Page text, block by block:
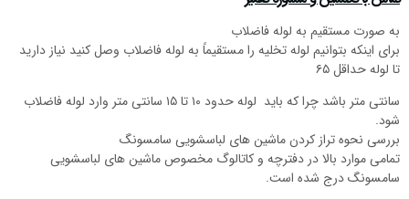
به صورت مستقیم به لوله فاضلاب
برای اینکه بتوانیم لوله تخلیه را مستقیماً به لوله فاضلاب وصل کنید نیاز دارید
تا لوله حداقل ۶۵
سانتی متر باشد چرا که باید لوله حدود ۱۰ تا ۱۵ سانتی متر وارد لوله فاضلاب
شود.
بررسی نحوه تراز کردن ماشین های لباسشویی سامسونگ
تمامی موارد بالا در دفترچه و کاتالوگ مخصوص ماشین های لباسشویی
سامسونگ درج شده است.